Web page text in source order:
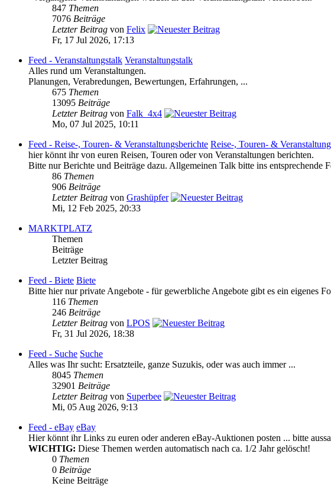
847 Themen
7076 Beiträge
Letzter Beitrag von Felix
Fr, 17 Jul 2026, 17:13
Feed - Veranstaltungstalk Veranstaltungstalk
Alles rund um Veranstaltungen.
Planungen, Verabredungen, Bewertungen, Erfahrungen, ...
675 Themen
13095 Beiträge
Letzter Beitrag von Falk_4x4
Mo, 07 Jul 2025, 10:11
Feed - Reise-, Touren- & Veranstaltungsberichte Reise-, Touren- &
hier könnt ihr von euren Reisen, Touren oder von Veranstaltungen berichten.
Bitte nur Berichte und Beiträge dazu. Allgemeinen Talk bitte ins entsprechende
86 Themen
906 Beiträge
Letzter Beitrag von Grashüpfer
Mi, 12 Feb 2025, 20:33
MARKTPLATZ
Themen
Beiträge
Letzter Beitrag
Feed - Biete Biete
Bitte hier nur private Angebote - für gewerbliche Angebote gibt es ein eigenes
116 Themen
246 Beiträge
Letzter Beitrag von LPOS
Fr, 31 Jul 2026, 18:38
Feed - Suche Suche
Alles was Ihr sucht: Ersatzteile, ganze Suzukis, oder was auch immer ...
8045 Themen
32901 Beiträge
Letzter Beitrag von Superbee
Mi, 05 Aug 2026, 9:13
Feed - eBay eBay
Hier könnt ihr Links zu euren oder anderen eBay-Auktionen posten ... bitte
WICHTIG: Diese Themen werden automatisch nach ca. 1/2 Jahr gelöscht!
0 Themen
0 Beiträge
Keine Beiträge